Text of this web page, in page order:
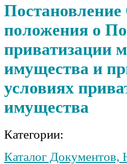
положения о
приватизации
имущества и
условиях
имущества
Категории:
Каталог